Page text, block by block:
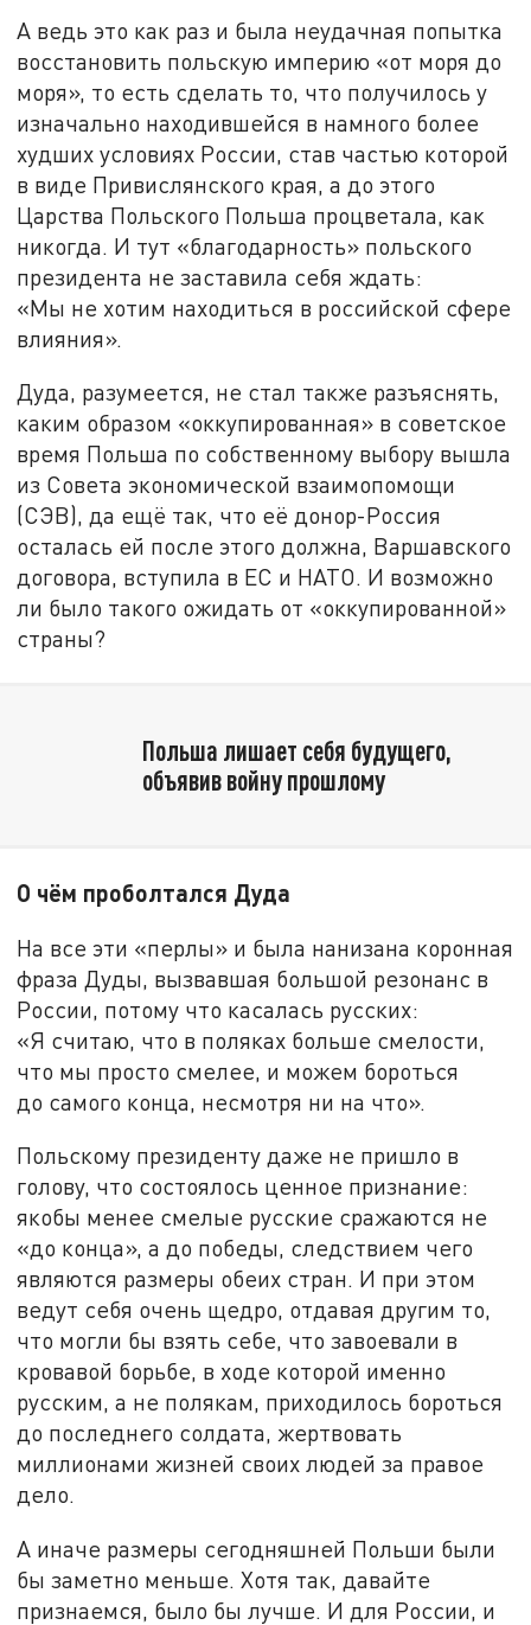
А ведь это как раз и была неудачная попытка
восстановить польскую империю «от моря до
моря», то есть сделать то, что получилось у
изначально находившейся в намного более
худших условиях России, став частью которой
в виде Привислянского края, а до этого
Царства Польского Польша процветала, как
никогда. И тут «благодарность» польского
президента не заставила себя ждать:
«Мы не хотим находиться в российской сфере
влияния».
Дуда, разумеется, не стал также разъяснять,
каким образом «оккупированная» в советское
время Польша по собственному выбору вышла
из Совета экономической взаимопомощи
(СЭВ), да ещё так, что её донор-Россия
осталась ей после этого должна, Варшавского
договора, вступила в ЕС и НАТО. И возможно
ли было такого ожидать от «оккупированной»
страны?
Польша лишает себя будущего,
объявив войну прошлому
О чём проболтался Дуда
На все эти «перлы» и была нанизана коронная
фраза Дуды, вызвавшая большой резонанс в
России, потому что касалась русских:
«Я считаю, что в поляках больше смелости,
что мы просто смелее, и можем бороться
до самого конца, несмотря ни на что».
Польскому президенту даже не пришло в
голову, что состоялось ценное признание:
якобы менее смелые русские сражаются не
«до конца», а до победы, следствием чего
являются размеры обеих стран. И при этом
ведут себя очень щедро, отдавая другим то,
что могли бы взять себе, что завоевали в
кровавой борьбе, в ходе которой именно
русским, а не полякам, приходилось бороться
до последнего солдата, жертвовать
миллионами жизней своих людей за правое
дело.
А иначе размеры сегодняшней Польши были
бы заметно меньше. Хотя так, давайте
признаемся, было бы лучше. И для России, и